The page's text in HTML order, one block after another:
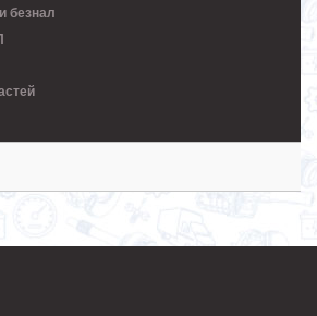
безнал